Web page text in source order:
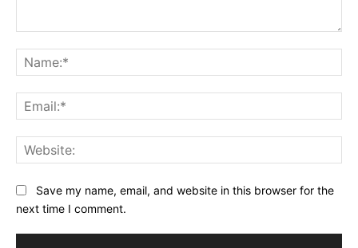
Save my name, email, and website in this browser for the
next time I comment.